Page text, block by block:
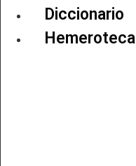
Diccionario
Hemeroteca